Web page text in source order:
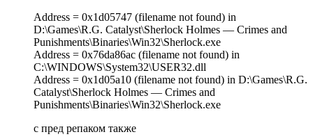
Address = 0x1d05747 (filename not found) in
D:\Games\R.G. Catalyst\Sherlock Holmes — Crimes and
Punishments\Binaries\Win32\Sherlock.exe
Address = 0x76da86ac (filename not found) in
C:\WINDOWS\System32\USER32.dll
Address = 0x1d05a10 (filename not found) in D:\Games\R.G.
Catalyst\Sherlock Holmes — Crimes and
Punishments\Binaries\Win32\Sherlock.exe
с пред репаком также